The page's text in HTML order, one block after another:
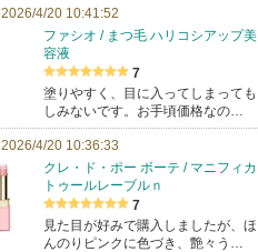
2026/4/20 10:41:52
ファシオ / まつ毛 ハリコシアップ美
容液
7
塗りやすく、目に入ってしまっても
しみないです。お手頃価格なの…
2026/4/20 10:36:33
クレ・ド・ポー ボーテ / マニフィカ
トゥールレーブルｎ
7
見た目が好みで購入しましたが、ほ
んのりピンクに色づき、艶々う…